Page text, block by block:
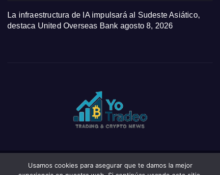
La infraestructura de IA impulsará al Sudeste Asiático,
destaca United Overseas Bank agosto 8, 2026
Funciona gracias a WordPress|Tema: News Click deThemeansar
Usamos cookies para asegurar que te damos la mejor